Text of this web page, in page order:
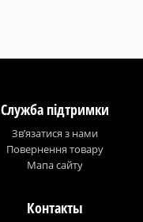
Служба підтримки
Зв’язатися з нами
Повернення товару
Мапа сайту
Контакты